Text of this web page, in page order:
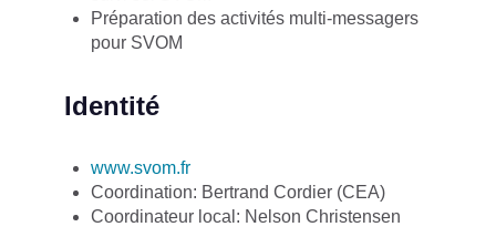
Préparation des activités multi-messagers
pour SVOM
Identité
www.svom.fr
Coordination: Bertrand Cordier (CEA)
Coordinateur local: Nelson Christensen